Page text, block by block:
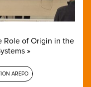
Role of Origin in the
»
AREPO